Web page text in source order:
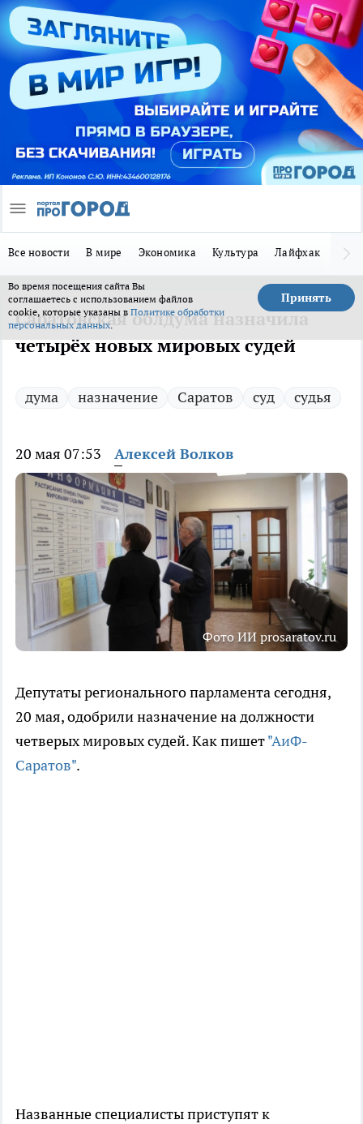
Все новости В мире Экономика Культура Лайфхак
Во время посещения сайта Вы
соглашаетесь с использованием файлов
cookie, которые указаны в Политике обработки
персональных данных.
Принять
Саратовская облдума назначила
четырёх новых мировых судей
дума назначение Саратов суд судья
20 мая 07:53 Алексей Волков
Фото ИИ prosaratov.ru
Депутаты регионального парламента сегодня,
20 мая, одобрили назначение на должности
четверых мировых судей. Как пишет"АиФ-
Саратов".
Названные специалисты приступят к